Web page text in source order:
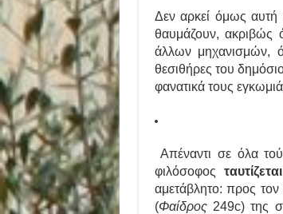
Δεν αρκεί όμως
θαυμάζουν, ακριβώς
άλλων μηχανισμών,
θεσιθήρες του
φανατικά τους
Απέναντι σε όλα
φιλόσοφος
αμετάβλητο: προς
(Φαίδρος249c) της